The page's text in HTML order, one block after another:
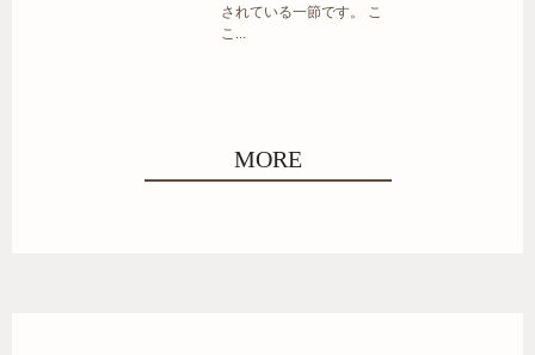
されている一節です。 こ
こ...
MORE